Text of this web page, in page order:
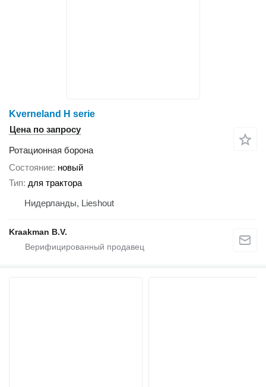
Kverneland H serie
Цена по запросу
Ротационная борона
Состояние новый
Тип для трактора
Нидерланды, Lieshout
Kraakman B.V.